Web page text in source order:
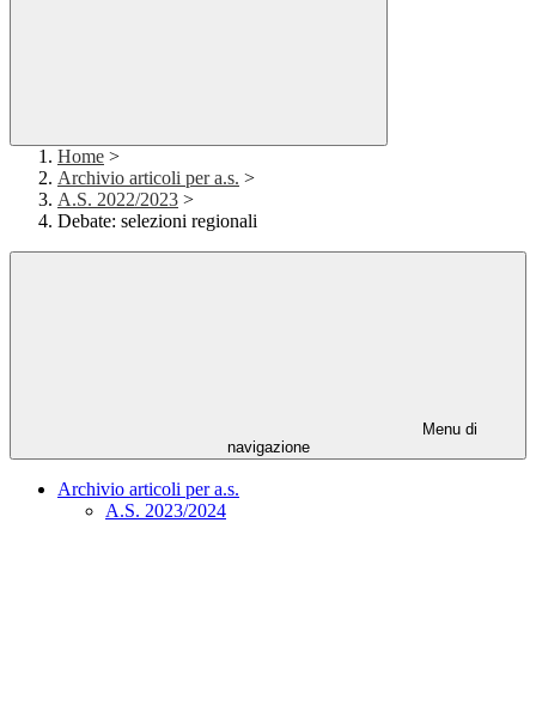
Home >
Archivio articoli per a.s. >
A.S. 2022/2023 >
Debate: selezioni regionali
Menu di
navigazione
Archivio articoli per a.s.
A.S. 2023/2024